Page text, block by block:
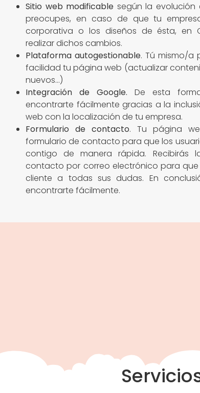
Sitio web modificable según la evolución
preocupes, en caso de que tu
corporativa o los diseños de ésta, en
realizar dichos cambios.
Plataforma autogestionable. Tú mismo/a
facilidad tu página web (actualizar
nuevos…)
Integración de Google. De esta
encontrarte fácilmente gracias a la
web con la localización de tu empresa.
Formulario de contacto. Tu página
formulario de contacto para que los
contigo de manera rápida. Recibirás
contacto por correo electrónico para
cliente a todas sus dudas. En
encontrarte fácilmente.